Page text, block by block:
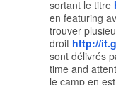
sortant le titre
en featuring
trouver
droit http://
sont délivrés
time and
le camp en